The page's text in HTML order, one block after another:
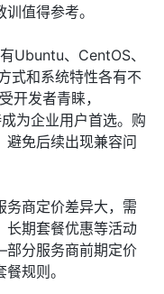
值得参考。
Ubuntu、CentOS、
式和系统特性各有不
开发者青睐，
为企业用户首选。购
避免后续出现兼容问
务商定价差异大，需
长期套餐优惠等活动
分服务商前期定价
规则。